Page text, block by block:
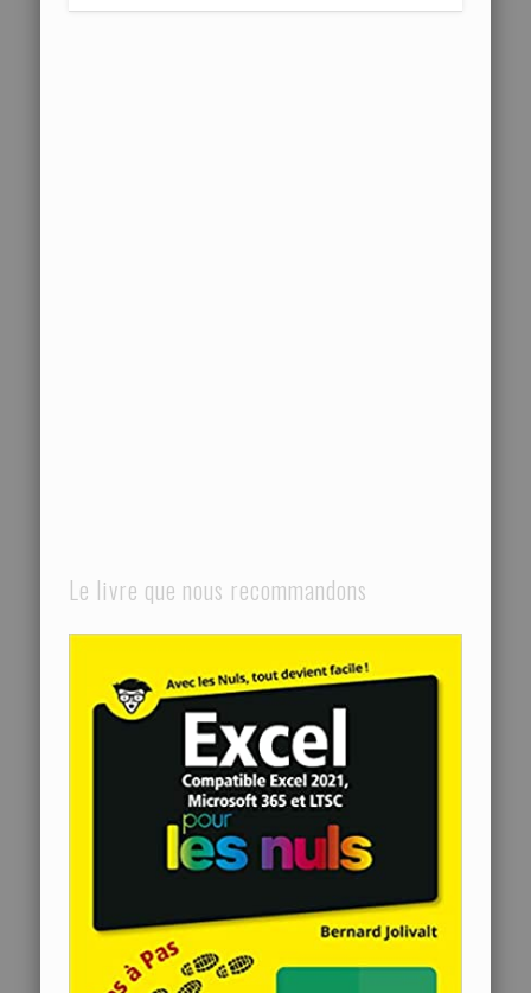
Le livre que nous recommandons